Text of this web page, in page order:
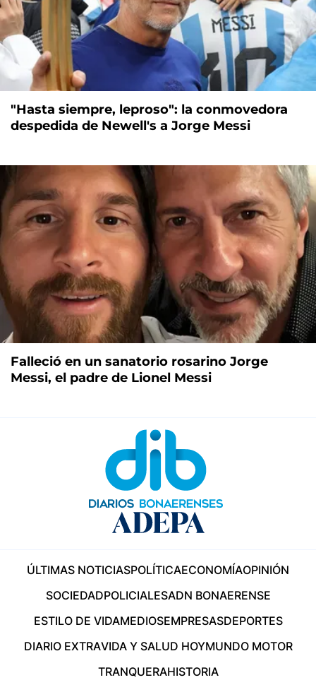
"Hasta siempre, leproso": la conmovedora
despedida de Newell's a Jorge Messi
Falleció en un sanatorio rosarino Jorge
Messi, el padre de Lionel Messi
ÚLTIMAS NOTICIASPOLÍTICAECONOMÍAOPINIÓN
SOCIEDADPOLICIALESADN BONAERENSE
ESTILO DE VIDAMEDIOSEMPRESASDEPORTES
DIARIO EXTRAVIDA Y SALUD HOYMUNDO MOTOR
TRANQUERAHISTORIA